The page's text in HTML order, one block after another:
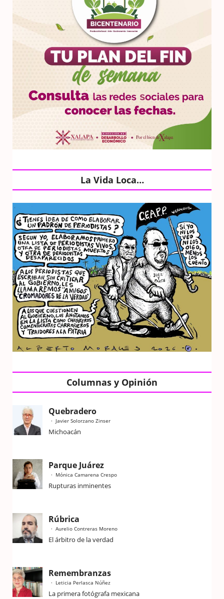
La Vida Loca…
Columnas y Opinión
Quebradero
Javier Solorzano Zinser
Michoacán
Parque Juárez
Mónica Camarena Crespo
Rupturas inminentes
Rúbrica
Aurelio Contreras Moreno
El árbitro de la verdad
Remembranzas
Leticia Perlasca Núñez
La primera fotógrafa mexicana